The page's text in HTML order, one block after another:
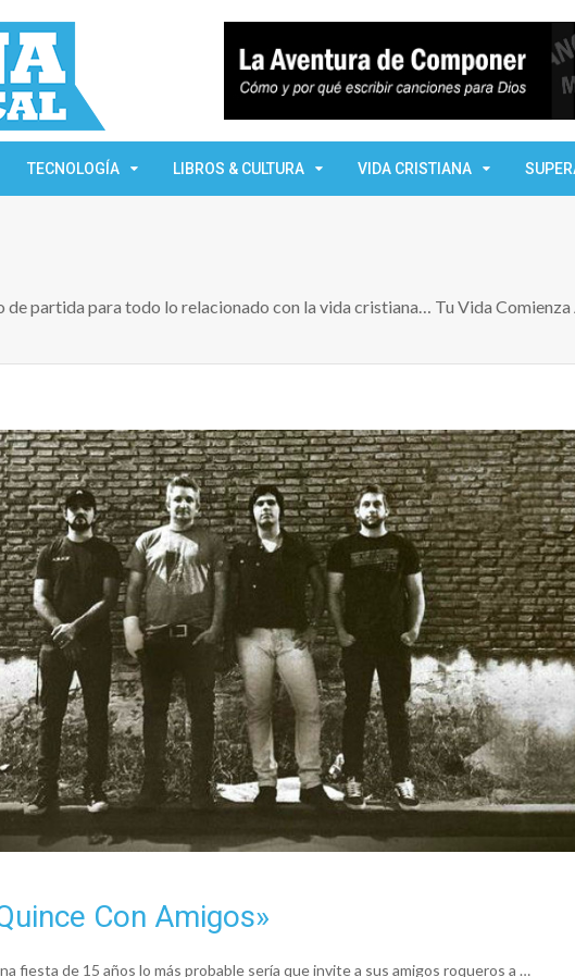
TECNOLOGÍA LIBROS & CULTURA VIDA CRISTIANA
de partida para todo lo relacionado con la vida cristiana… Tu Vida Comienza
Con Amigos»
fiesta de 15 años lo más probable sería que invite a sus amigos roqueros a …